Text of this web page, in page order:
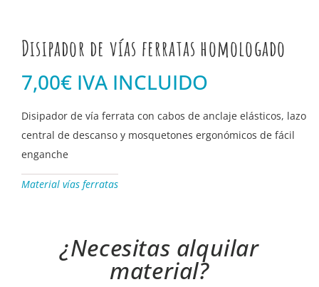
Disipador de vías ferratas homologado
7,00€ IVA INCLUIDO
Disipador de vía ferrata con cabos de anclaje elásticos, lazo
central de descanso y mosquetones ergonómicos de fácil
enganche
Material vías ferratas
¿Necesitas alquilar
material?